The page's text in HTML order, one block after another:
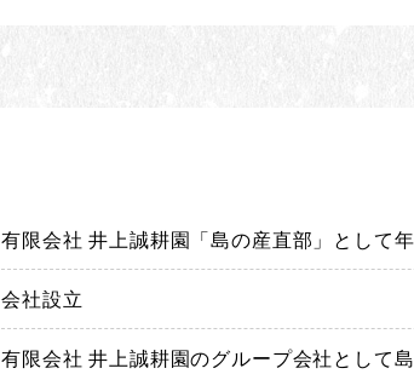
有限会社 井上誠耕園「島の産直部」として
会社設立
有限会社 井上誠耕園のグループ会社として